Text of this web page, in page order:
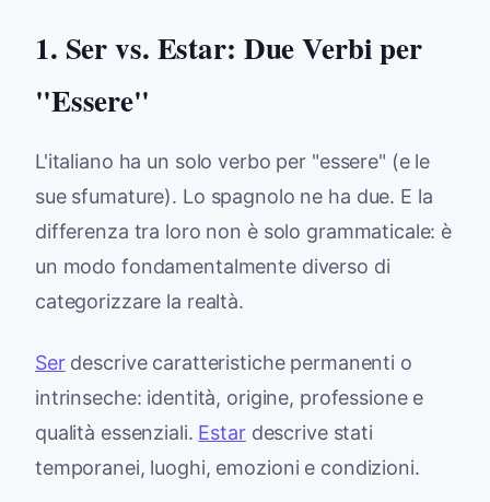
1. Ser vs. Estar: Due Verbi per
"Essere"
L'italiano ha un solo verbo per "essere" (e le
sue sfumature). Lo spagnolo ne ha due. E la
differenza tra loro non è solo grammaticale: è
un modo fondamentalmente diverso di
categorizzare la realtà.
Serdescrive caratteristiche permanenti o
intrinseche: identità, origine, professione e
qualità essenziali. Estardescrive stati
temporanei, luoghi, emozioni e condizioni.